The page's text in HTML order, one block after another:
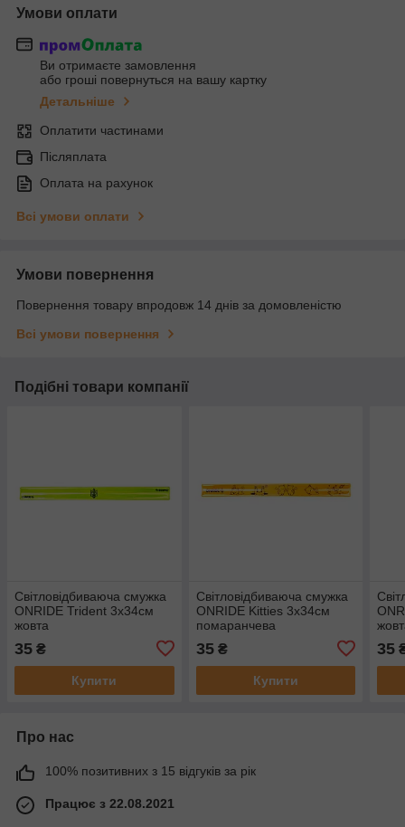
Умови оплати
Ви отримаєте замовлення
або гроші повернуться на вашу картку
Детальніше
Оплатити частинами
Післяплата
Оплата на рахунок
Всі умови оплати
Умови повернення
Повернення товару впродовж 14 днів за домовленістю
Всі умови повернення
Подібні товари компанії
Світловідбиваюча смужка
ONRIDE Trident 3x34см
жовта
35 ₴
Купити
Світловідбиваюча смужка
ONRIDE Kitties 3x34см
помаранчева
35₴
Купити
35
Про нас
100% позитивних з 15 відгуків за рік
Працює з 22.08.2021